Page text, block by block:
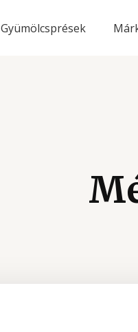
Gyümölcsprések